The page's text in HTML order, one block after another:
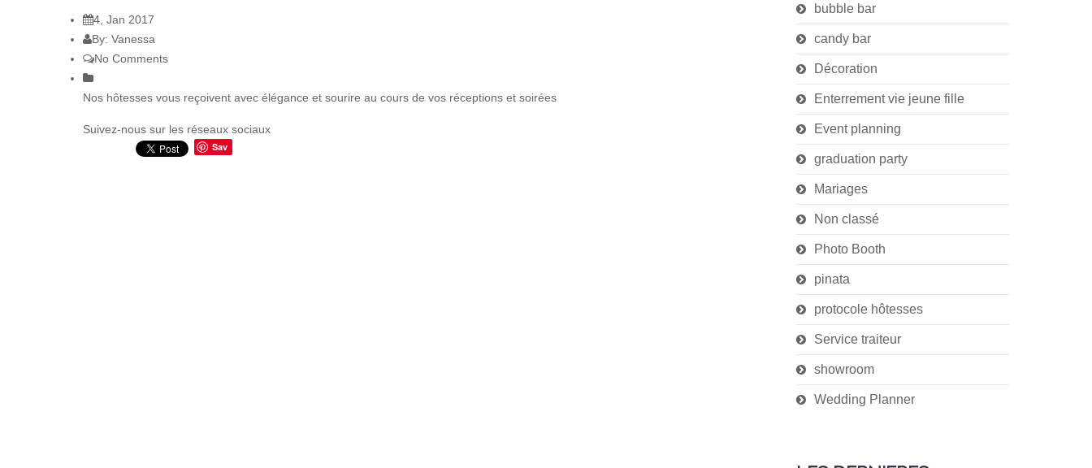
4, Jan 2017
By: Vanessa
No Comments
Nos hôtesses vous reçoivent avec élégance et sourire au cours de vos réceptions et soirées
Suivez-nous sur les réseaux sociaux
Sav
bubble bar
candy bar
Décoration
Enterrement vie jeune fille
Event planning
graduation party
Mariages
Non classé
Photo Booth
pinata
protocole hôtesses
Service traiteur
showroom
Wedding Planner